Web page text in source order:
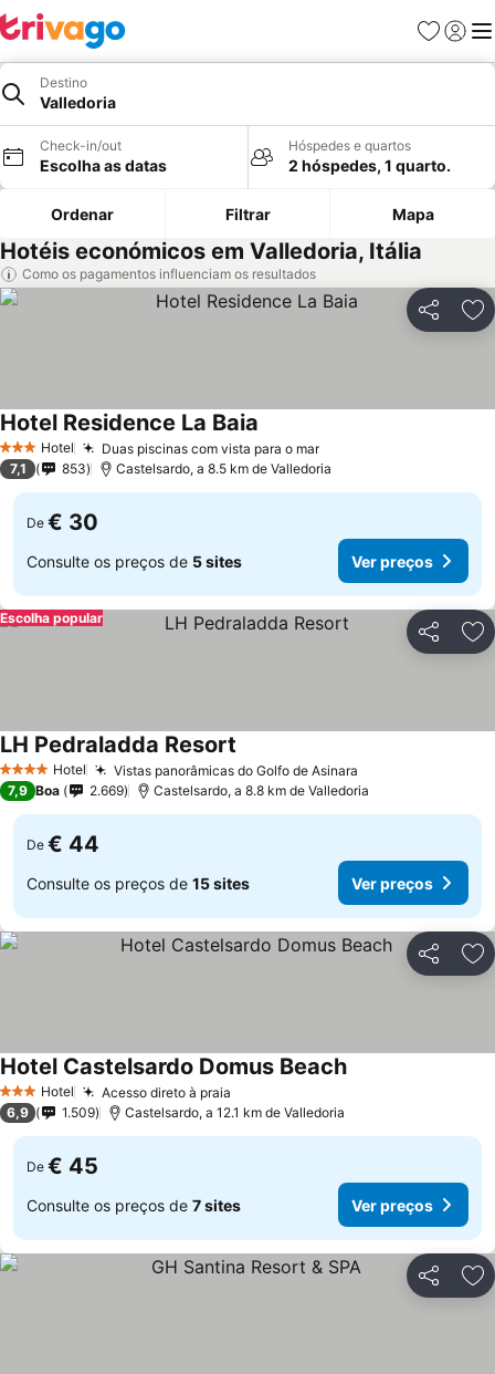
Favoritos
Iniciar
Destino
Valledoria
Check-in/out
Escolha as datas
Hóspedes e quartos
2 hóspedes, 1 quarto.
Ordenar Filtrar Mapa
Hotéis económicos em Valledoria, Itália
Como os pagamentos influenciam os resultados
Partilhar
3 EstrelasHotel Duas piscinas com vista para o mar
Hotel Residence La Baia
7,1 853 Castelsardo, a 8.5 km de Valledoria
De € 30
Consulte os preços de 5 sites Ver preços
Partilhar
Escolha popular
4 EstrelasHotel Vistas panorâmicas do Golfo de Asinara
LH Pedraladda Resort
7,9 Boa 2.669 Castelsardo, a 8.8 km de Valledoria
De € 44
Consulte os preços de 15 sites Ver preços
Partilhar
3 EstrelasHotel Acesso direto à praia
Hotel Castelsardo Domus Beach
6,9 1.509 Castelsardo, a 12.1 km de Valledoria
De € 45
Consulte os preços de 7 sites Ver preços
Partilhar